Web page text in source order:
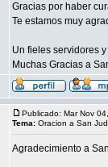
Gracias por haber
Te estamos muy
Un fieles servidores
Muchas Gracias a
Publicado: Mar Nov
Tema: Oracion a San
Agradecimiento a